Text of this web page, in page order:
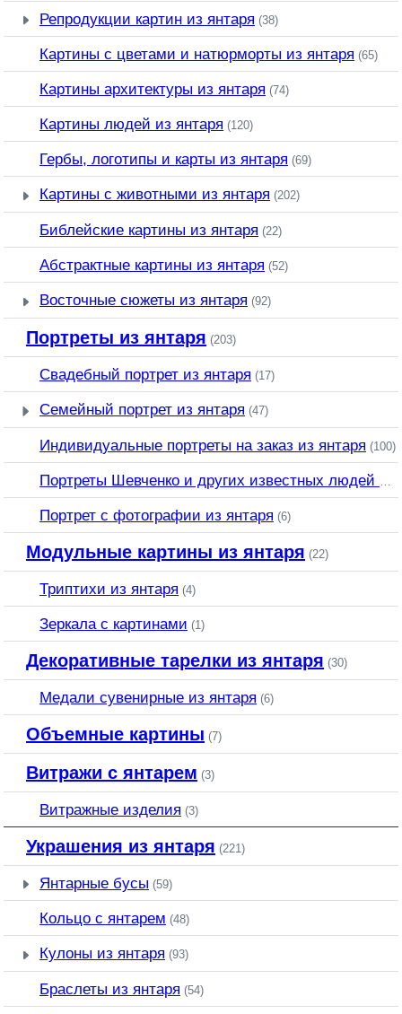
Репродукции картин из янтаря (38)
Картины с цветами и натюрморты из янтаря (65)
Картины архитектуры из янтаря (74)
Картины людей из янтаря (120)
Гербы, логотипы и карты из янтаря (69)
Картины с животными из янтаря (202)
Библейские картины из янтаря (22)
Абстрактные картины из янтаря (52)
Восточные сюжеты из янтаря (92)
Портреты из янтаря (203)
Свадебный портрет из янтаря (17)
Семейный портрет из янтаря (47)
Индивидуальные портреты на заказ из янтаря (100)
Портрет c фотографии из янтаря (6)
Модульные картины из янтаря (22)
Триптихи из янтаря (4)
Зеркала с картинами (1)
Декоративные тарелки из янтаря (30)
Медали сувенирные из янтаря (6)
Объемные картины (7)
Витражи с янтарем (3)
Витражные изделия (3)
Украшения из янтаря (221)
Янтарные бусы (59)
Кольцо с янтарем (48)
Кулоны из янтаря (93)
Браслеты из янтаря (54)